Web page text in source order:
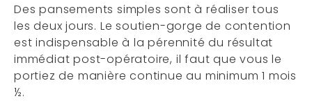
Des pansements simples sont à réaliser tous
les deux jours. Le soutien-gorge de contention
est indispensable à la pérennité du résultat
immédiat post-opératoire, il faut que vous le
portiez de manière continue au minimum 1 mois
½.